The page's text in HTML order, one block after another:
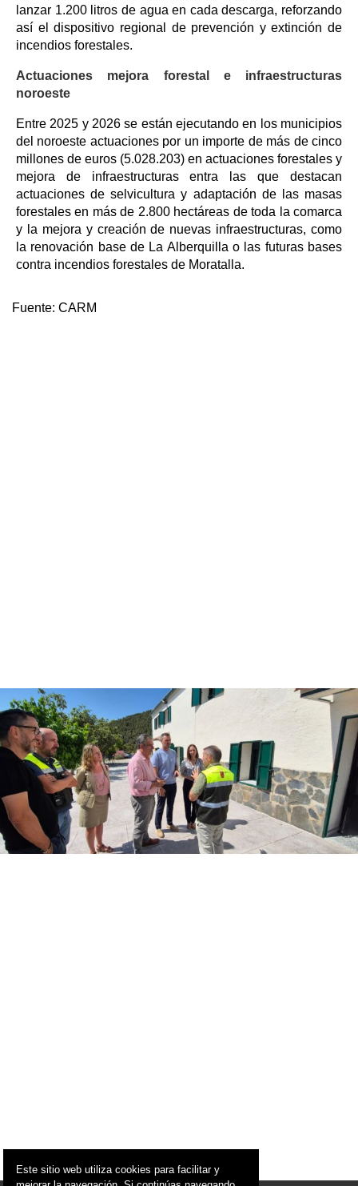
lanzar 1.200 litros de agua en cada descarga, reforzando
así el dispositivo regional de prevención y extinción de
incendios forestales.
Actuaciones mejora forestal e infraestructuras
noroeste
Entre 2025 y 2026 se están ejecutando en los municipios
del noroeste actuaciones por un importe de más de cinco
millones de euros (5.028.203) en actuaciones forestales y
mejora de infraestructuras entra las que destacan
actuaciones de selvicultura y adaptación de las masas
forestales en más de 2.800 hectáreas de toda la comarca
y la mejora y creación de nuevas infraestructuras, como
la renovación base de La Alberquilla o las futuras bases
contra incendios forestales de Moratalla.
Fuente: CARM
Este sitio web utiliza cookies para facilitar y